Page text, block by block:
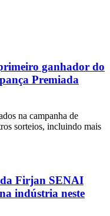
ganhador do
Premiada
na campanha de
sorteios, incluindo mais
Firjan SENAI
indústria neste